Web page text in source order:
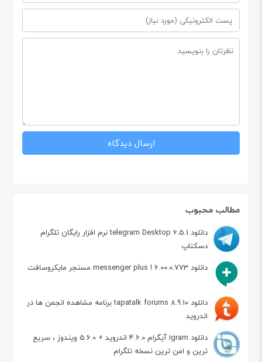
مطالب محبوب
دانلود telegram Desktop 6.5.1 نرم افزار رایگان تلگرام
دسکتاپ
دانلود messenger plus ! 6.00.0.773 مسنجر مایکروسافت
دانلود tapatalk forums 8.9.10 برنامه مشاهده انجمن ها در
اندروید
دانلود igram آیگرام 4.6.0 اندروید + 5.6.0 ویندوز ، سریع
ترین و امن ترین نسخه تلگرام